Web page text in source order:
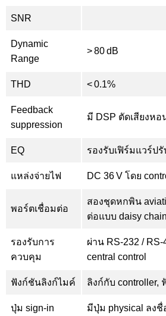
SNR
Dynamic
Range
> 80 dB
THD < 0.1%
Feedback
suppression
มี DSP ตัดเสียงหอ
EQ รองรับเฟิร์มแวร์ป
แหล่งจ่ายไฟ DC 36 V โดย
พอร์ตเชื่อมต่อ
สองชุดหกพิน
ต่อแบบ daisy chain
รองรับการ
ควบคุม
ผ่าน RS‑232 /
central control
ฟังก์ชันลิงก์ไมค์ ลิงก์กับ controller,
ปุ่ม sign-in มีปุ่ม physical ลง